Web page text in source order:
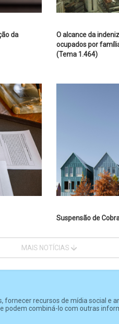
da
O alcance da
ocupados por
(Tema 1.464)
Suspensão de
MAIS NOTÍCIAS
fornecer recursos de mídia social
podem combiná-lo com outras